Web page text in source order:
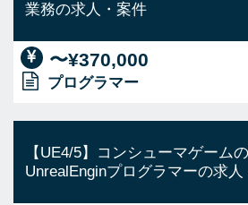
業務の求人・案件
〜¥370,000
プログラマー
【UE4/5】コンシューマゲーム
UnrealEnginプログラマーの求人